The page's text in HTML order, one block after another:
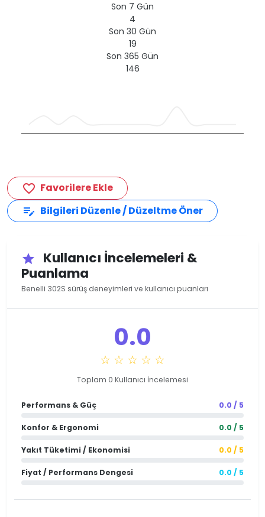
Son 7 Gün
4
Son 30 Gün
19
Son 365 Gün
146
favorite_border Favorilere Ekle
edit_note Bilgileri Düzenle / Düzeltme Öner
star
Kullanıcı İncelemeleri &
Puanlama
Benelli 302S sürüş deneyimleri ve kullanıcı puanları
0.0
☆ ☆ ☆ ☆ ☆
Toplam 0 Kullanıcı İncelemesi
Performans & Güç 0.0 / 5
Konfor & Ergonomi 0.0 / 5
Yakıt Tüketimi / Ekonomisi 0.0 / 5
Fiyat / Performans Dengesi 0.0 / 5